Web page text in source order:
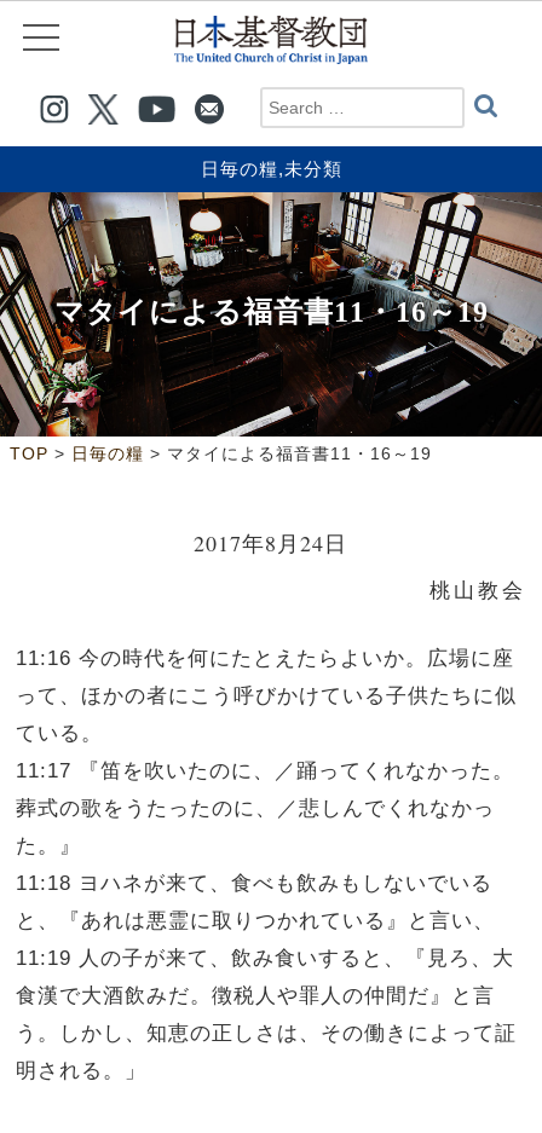
日毎の糧,未分類
マタイによる福音書11・16～19
TOP > 日毎の糧 > マタイによる福音書11・16～19
2017年8月24日
桃山教会
11:16 今の時代を何にたとえたらよいか。広場に座
って、ほかの者にこう呼びかけている子供たちに似
ている。
11:17 『笛を吹いたのに、／踊ってくれなかった。
葬式の歌をうたったのに、／悲しんでくれなかっ
た。』
11:18 ヨハネが来て、食べも飲みもしないでいる
と、『あれは悪霊に取りつかれている』と言い、
11:19 人の子が来て、飲み食いすると、『見ろ、大
食漢で大酒飲みだ。徴税人や罪人の仲間だ』と言
う。しかし、知恵の正しさは、その働きによって証
明される。」